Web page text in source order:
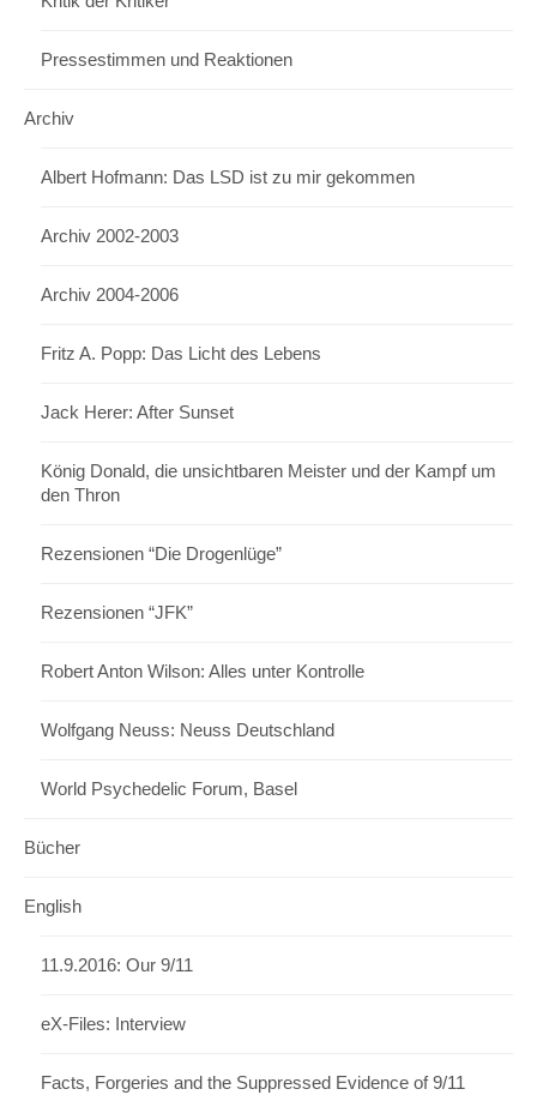
Pressestimmen und Reaktionen
Archiv
Albert Hofmann: Das LSD ist zu mir gekommen
Archiv 2002-2003
Archiv 2004-2006
Fritz A. Popp: Das Licht des Lebens
Jack Herer: After Sunset
König Donald, die unsichtbaren Meister und der Kampf um
den Thron
Rezensionen “Die Drogenlüge”
Rezensionen “JFK”
Robert Anton Wilson: Alles unter Kontrolle
Wolfgang Neuss: Neuss Deutschland
World Psychedelic Forum, Basel
Bücher
English
11.9.2016: Our 9/11
eX-Files: Interview
Facts, Forgeries and the Suppressed Evidence of 9/11